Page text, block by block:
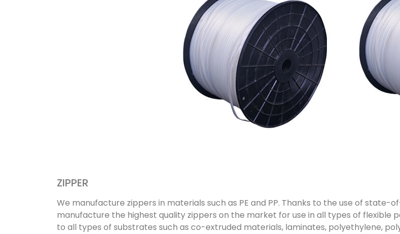
ZIPPER
We manufacture zippers in materials such as PE and PP. Thanks to the use of
manufacture the highest quality zippers on the market for use in all types of flexible
to all types of substrates such as co-extruded materials, laminates, polyethylene,